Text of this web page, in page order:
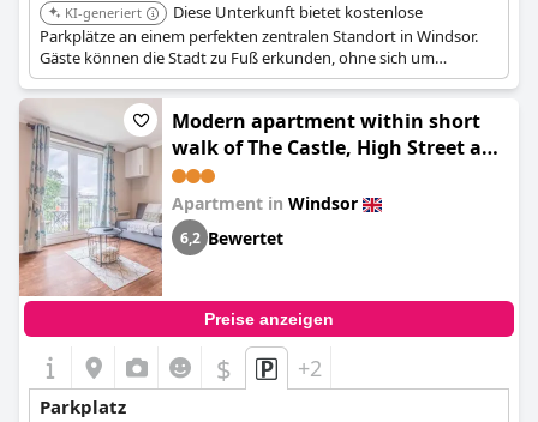
KI-generiert
Diese Unterkunft bietet kostenlose
Parkplätze an einem perfekten zentralen Standort in Windsor.
Gäste können die Stadt zu Fuß erkunden, ohne sich um
Parkgebühren oder Verfügbarkeit sorgen zu müssen, was ihren
Besuch bereichert.
Modern apartment within short
walk of The Castle, High Street and
Long Walk - FREE PARKING
(Modern apartment within short
walk of The Castle, High Street and
Long Walk - FREE PARKING - By
Apartment in Windsor
6,2 Bewertet
Preise anzeigen
$ +2
Parkplatz